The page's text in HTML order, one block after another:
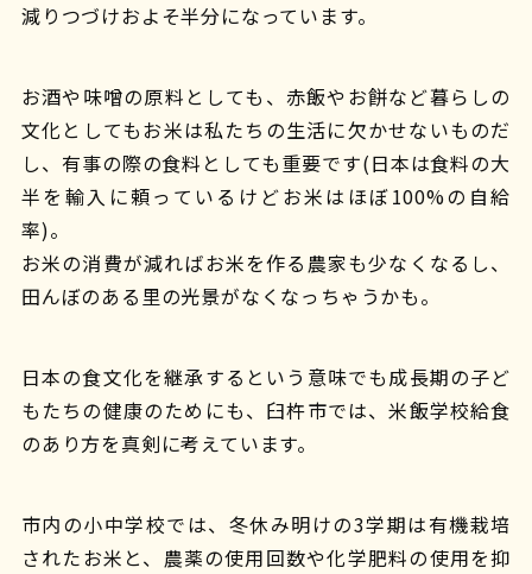
減りつづけおよそ半分になっています。
お酒や味噌の原料としても、赤飯やお餅など暮らしの
文化としてもお米は私たちの生活に欠かせないものだ
し、有事の際の食料としても重要です(日本は食料の大
半を輸入に頼っているけどお米はほぼ100%の自給
率)。
お米の消費が減ればお米を作る農家も少なくなるし、
田んぼのある里の光景がなくなっちゃうかも。
日本の食文化を継承するという意味でも成長期の子ど
もたちの健康のためにも、臼杵市では、米飯学校給食
のあり方を真剣に考えています。
市内の小中学校では、冬休み明けの3学期は有機栽培
されたお米と、農薬の使用回数や化学肥料の使用を抑